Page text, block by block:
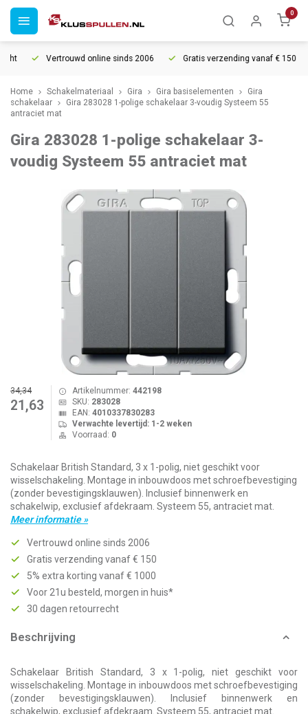
0
Vertrouwd online sinds 2006 Gratis verzending vanaf € 150
Home Schakelmateriaal Gira Gira basiselementen
Gira
schakelaar
Gira 283028 1-polige schakelaar 3-voudig Systeem 55
antraciet mat
Gira 283028 1-polige schakelaar 3-
voudig Systeem 55 antraciet mat
34,34
21,63
Artikelnummer: 442198
SKU: 283028
EAN: 4010337830283
Verwachte levertijd: 1-2 weken
Voorraad: 0
Schakelaar British Standard, 3 x 1-polig, niet geschikt voor
wisselschakeling. Montage in inbouwdoos met schroefbevestiging
(zonder bevestigingsklauwen). Inclusief binnenwerk en
schakelwip, exclusief afdekraam. Systeem 55, antraciet mat.
Meer informatie »
Vertrouwd online sinds 2006
Gratis verzending vanaf € 150
5% extra korting vanaf € 1000
Voor 21u besteld, morgen in huis*
30 dagen retourrecht
Beschrijving
Schakelaar British Standard, 3 x 1-polig, niet geschikt voor
wisselschakeling. Montage in inbouwdoos met schroefbevestiging
(zonder bevestigingsklauwen). Inclusief binnenwerk en
schakelwip, exclusief afdekraam. Systeem 55, antraciet mat.